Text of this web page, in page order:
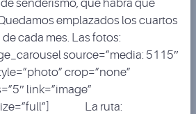
senderismo, que habrá que
emplazados los cuartos
cada mes. Las fotos:
source=”media: 5115″
crop=”none”
link=”image”
La ruta: